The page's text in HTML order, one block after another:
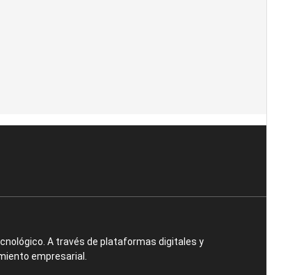
A través de plataformas digitales y
empresarial.